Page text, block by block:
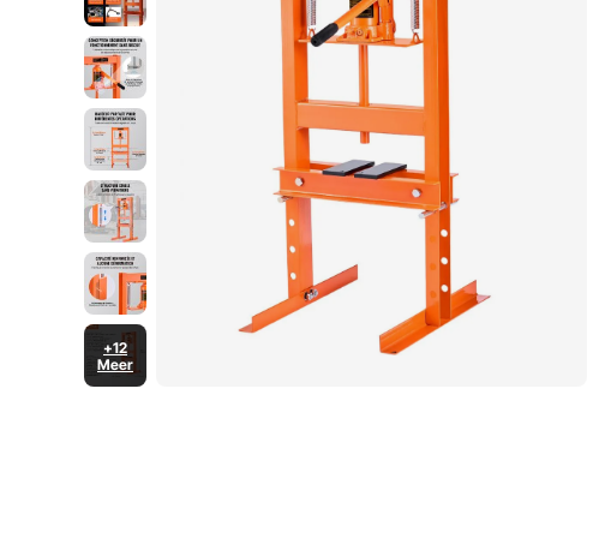
+12
Meer